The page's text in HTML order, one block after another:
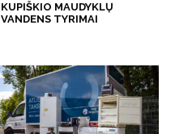
KUPIŠKIO MAUDYKLŲ
VANDENS TYRIMAI